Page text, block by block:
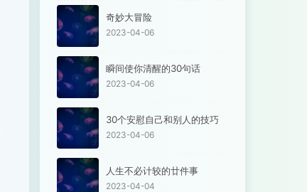
奇妙大冒险
2023-04-06
瞬间使你清醒的30句话
2023-04-06
30个安慰自己和别人的技巧
2023-04-06
人生不必计较的廿件事
2023-04-04